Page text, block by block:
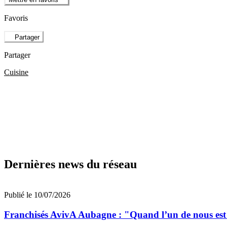
Favoris
Partager
Partager
Cuisine
Dernières news du réseau
Publié le 10/07/2026
Franchisés AvivA Aubagne : "Quand l’un de nous